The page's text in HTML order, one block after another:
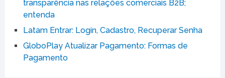
transparência nas relações comerciais B2B;
entenda
Latam Entrar: Login, Cadastro, Recuperar Senha
GloboPlay Atualizar Pagamento: Formas de
Pagamento